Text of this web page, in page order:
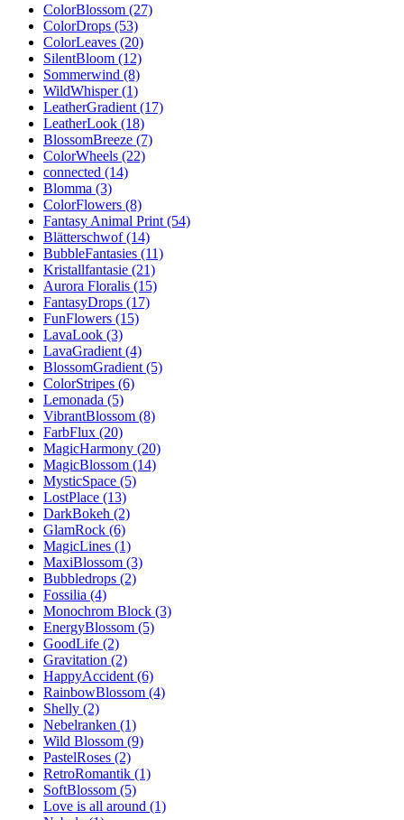
ColorBlossom (27)
ColorDrops (53)
ColorLeaves (20)
SilentBloom (12)
Sommerwind (8)
WildWhisper (1)
LeatherGradient (17)
LeatherLook (18)
BlossomBreeze (7)
ColorWheels (22)
connected (14)
Blomma (3)
ColorFlowers (8)
Fantasy Animal Print (54)
Blätterschwof (14)
BubbleFantasies (11)
Kristallfantasie (21)
Aurora Floralis (15)
FantasyDrops (17)
FunFlowers (15)
LavaLook (3)
LavaGradient (4)
BlossomGradient (5)
ColorStripes (6)
Lemonada (5)
VibrantBlossom (8)
FarbFlux (20)
MagicHarmony (20)
MagicBlossom (14)
MysticSpace (5)
LostPlace (13)
DarkBokeh (2)
GlamRock (6)
MagicLines (1)
MaxiBlossom (3)
Bubbledrops (2)
Fossilia (4)
Monochrom Block (3)
EnergyBlossom (5)
GoodLife (2)
Gravitation (2)
HappyAccident (6)
RainbowBlossom (4)
Shelly (2)
Nebelranken (1)
Wild Blossom (9)
PastelRoses (2)
RetroRomantik (1)
SoftBlossom (5)
Love is all around (1)